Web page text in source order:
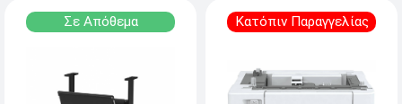
Σε Απόθεμα Κατόπιν Παραγγελίας